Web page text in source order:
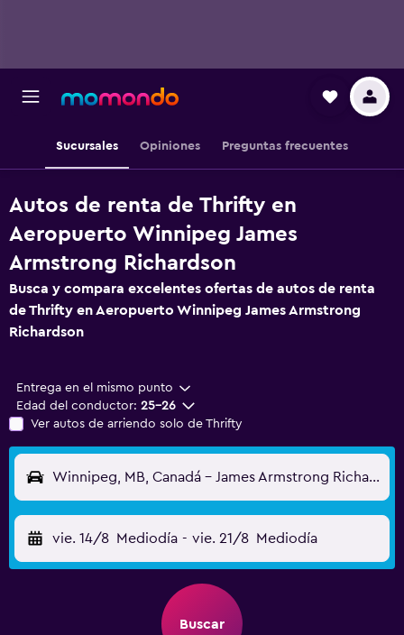
Sucursales Opiniones Preguntas frecuentes
Autos de renta de Thrifty en
Aeropuerto Winnipeg James
Armstrong Richardson
Busca y compara excelentes ofertas de autos de renta
de Thrifty en Aeropuerto Winnipeg James Armstrong
Richardson
Entrega en el mismo punto
Edad del conductor: 25-26
Ver autos de arriendo solo de Thrifty
Winnipeg, MB, Canadá - James Armstrong Richardson (YWG)
vie. 14/8 Mediodía - vie. 21/8 Mediodía
Buscar